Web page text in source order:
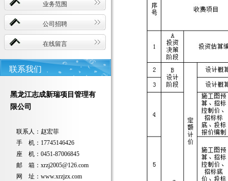
业务范围
公司招聘
在线留言
联系我们
黑龙江志成新瑞项目管理有
限公司
联系人：赵宏菲
手 机：17745146426
座 机：0451-87006845
邮 箱：xrzj2005@126.com
网 址：www.xrzjzx.com